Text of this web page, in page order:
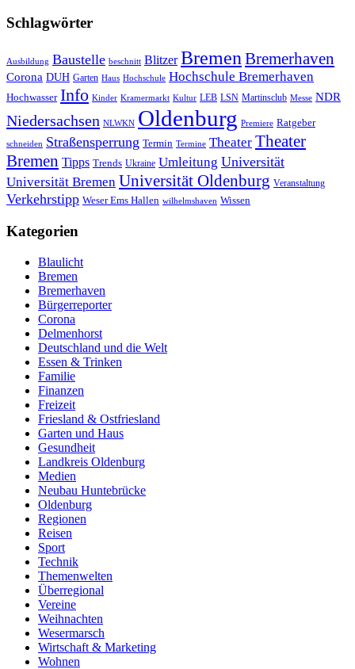
Schlagwörter
Ausbildung Baustelle beschnitt Blitzer Bremen Bremerhaven
Corona DUH Garten Haus Hochschule Hochschule Bremerhaven
Hochwasser Info Kinder Kramermarkt Kultur LEB LSN Martinsclub Messe NDR
Niedersachsen NLWKN Oldenburg Premiere Ratgeber
schneiden Straßensperrung Termin Termine Theater Theater
Bremen Tipps Trends Ukraine Umleitung Universität
Universität Bremen Universität Oldenburg Veranstaltung
Verkehrstipp Weser Ems Hallen wilhelmshaven Wissen
Kategorien
Blaulicht
Bremen
Bremerhaven
Bürgerreporter
Corona
Delmenhorst
Deutschland und die Welt
Essen & Trinken
Familie
Finanzen
Freizeit
Friesland & Ostfriesland
Garten und Haus
Gesundheit
Landkreis Oldenburg
Medien
Neubau Huntebrücke
Oldenburg
Regionen
Reisen
Sport
Technik
Themenwelten
Überregional
Vereine
Weihnachten
Wesermarsch
Wirtschaft & Marketing
Wohnen